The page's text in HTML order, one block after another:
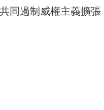
同遏制威權主義擴張